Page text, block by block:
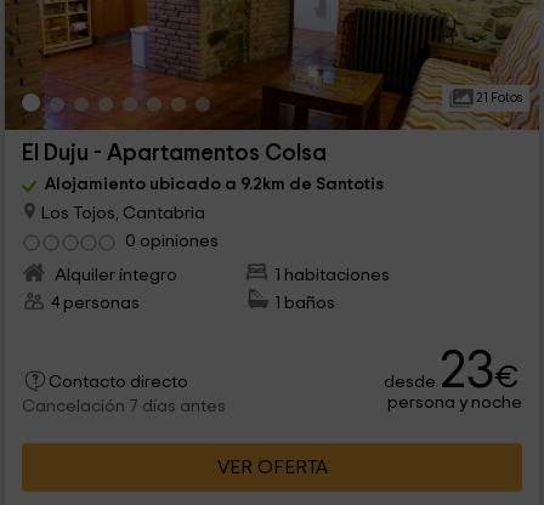
21 Fotos
El Duju - Apartamentos Colsa
Alojamiento ubicado a 9.2km de Santotis
Los Tojos, Cantabria
0 opiniones
Alquiler íntegro
1 habitaciones
4 personas
1 baños
Contacto directo
Cancelación 7 días antes
desde 23€
persona y noche
VER OFERTA